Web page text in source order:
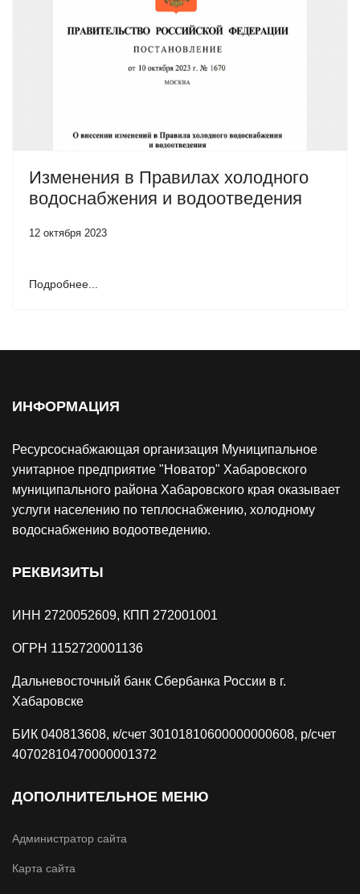
Изменения в Правилах холодного
водоснабжения и водоотведения
12 октября 2023
Подробнее...
ИНФОРМАЦИЯ
Ресурсоснабжающая организация Муниципальное
унитарное предприятие "Новатор" Хабаровского
муниципального района Хабаровского края оказывает
услуги населению по теплоснабжению, холодному
водоснабжению водоотведению.
РЕКВИЗИТЫ
ИНН 2720052609, КПП 272001001
ОГРН 1152720001136
Дальневосточный банк Сбербанка России в г.
Хабаровске
БИК 040813608, к/счет 30101810600000000608, р/счет
40702810470000001372
ДОПОЛНИТЕЛЬНОЕ МЕНЮ
Администратор сайта
Карта сайта